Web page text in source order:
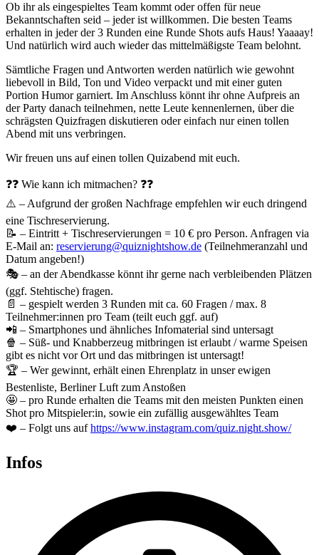
Ob ihr als eingespieltes Team kommt oder offen für neue
Bekanntschaften seid – jeder ist willkommen. Die besten Teams
erhalten in jeder der 3 Runden eine Runde Shots aufs Haus! Yaaaay!
Und natürlich wird auch wieder das mittelmäßigste Team belohnt.
Sämtliche Fragen und Antworten werden natürlich wie gewohnt
liebevoll in Bild, Ton und Video verpackt und mit einer guten
Portion Humor garniert. Im Anschluss könnt ihr ohne Aufpreis an
der Party danach teilnehmen, nette Leute kennenlernen, über die
schrägsten Quizfragen diskutieren oder einfach nur einen tollen
Abend mit uns verbringen.
Wir freuen uns auf einen tollen Quizabend mit euch.
❓❓ Wie kann ich mitmachen? ❓❓
⚠️ – Aufgrund der großen Nachfrage empfehlen wir euch dringend
eine Tischreservierung.
📝 – Eintritt + Tischreservierungen = 10 € pro Person. Anfragen via
E-Mail an: reservierung@quiznightshow.de (Teilnehmeranzahl und
Datum angeben!)
🎭 – an der Abendkasse könnt ihr gerne nach verbleibenden Plätzen
(ggf. Stehtische) fragen.
📄 – gespielt werden 3 Runden mit ca. 60 Fragen / max. 8
Teilnehmer:innen pro Team (teilt euch ggf. auf)
📲 – Smartphones und ähnliches Infomaterial sind untersagt
🍿 – Süß- und Knabberzeug mitbringen ist erlaubt / warme Speisen
gibt es nicht vor Ort und das mitbringen ist untersagt!
🏆 – Wer gewinnt, erhält einen Ehrenplatz in unser ewigen
Bestenliste, Berliner Luft zum Anstoßen
🤩 – pro Runde erhalten die Teams mit den meisten Punkten einen
Shot pro Mitspieler:in, sowie ein zufällig ausgewähltes Team
❤️ – Folgt uns aufhttps://www.instagram.com/quiz.night.show/
Infos